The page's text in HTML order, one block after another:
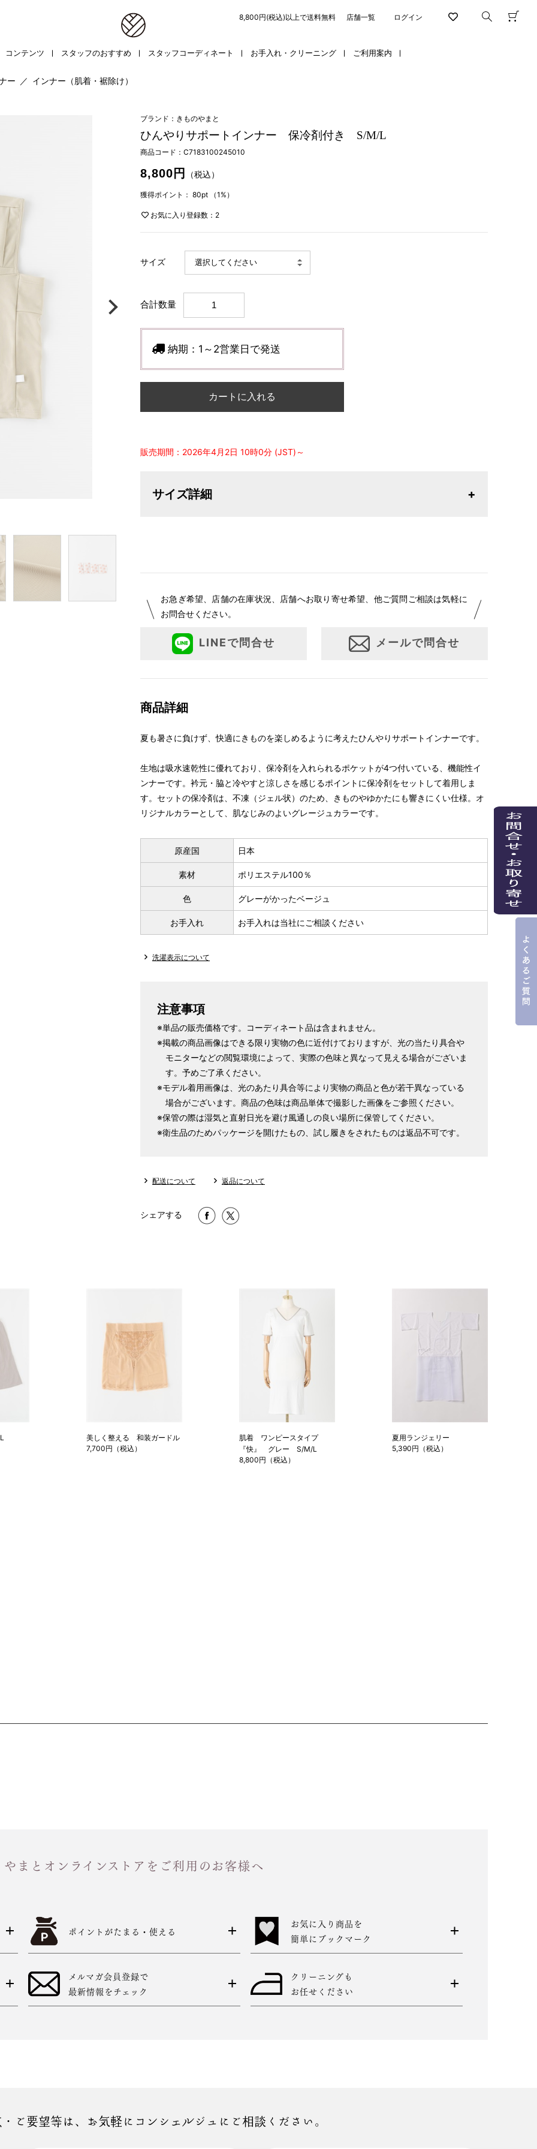
ログイン
8,800円(税込)以上で送料無料 店舗一覧
コンテンツ スタッフのおすすめ スタッフコーディネート お手入れ・クリーニング ご利用案内
ー ／ インナー（肌着・裾除け）
ブランド：きものやまと
ひんやりサポートインナー 保冷剤付き S/M/L
商品コード： C7183100245010
8,800円 （税込）
獲得ポイント： 80pt （1%）
お気に入り登録数：2
サイズ
合計数量
納期： 1～2営業日で発送
カートに入れる
販売期間：2026年4月2日 10時0分 (JST)～
サイズ詳細
M 55cm 45cm
L 48cm
お急ぎ希望、店舗の在庫状況、店舗へお取り寄せ希望、他ご質問ご相談は気軽に
お問合せください。
LINEで問合せ メールで問合せ
商品詳細
夏も暑さに負けず、快適にきものを楽しめるように考えたひんやりサポートインナーです。
生地は吸水速乾性に優れており、保冷剤を入れられるポケットが4つ付いている、機能性イ
ンナーです。衿元・脇と冷やすと涼しさを感じるポイントに保冷剤をセットして着用しま
す。セットの保冷剤は、不凍（ジェル状）のため、きものやゆかたにも響きにくい仕様。オ
リジナルカラーとして、肌なじみのよいグレージュカラーです。
原産国 日本
素材 ポリエステル100％
色 グレーがかったベージュ
お手入れ お手入れは当社にご相談ください
洗濯表示について
注意事項
※単品の販売価格です。コーディネート品は含まれません。
※掲載の商品画像はできる限り実物の色に近付けておりますが、光の当たり具合や
モニターなどの閲覧環境によって、実際の色味と異なって見える場合がございま
す。予めご了承ください。
※モデル着用画像は、光のあたり具合等により実物の商品と色が若干異なっている
場合がございます。商品の色味は商品単体で撮影した画像をご参照ください。
※保管の際は湿気と直射日光を避け風通しの良い場所に保管してください。
※衛生品のためパッケージを開けたもの、試し履きをされたものは返品不可です。
配送について 返品について
シェアする
美しく整える 和装ガードル
7,700円（税込）
肌着 ワンピースタイプ
『快』 グレー S/M/L
8,800円（税込）
夏用ランジェリー
5,390円（税込）
やまとオンラインストアをご利用のお客様へ
ポイントがたまる・使える
お気に入り商品を
簡単にブックマーク
メルマガ会員登録で
最新情報をチェック
クリーニングも
お任せください
ご要望等は、お気軽にコンシェルジュにご相談ください。